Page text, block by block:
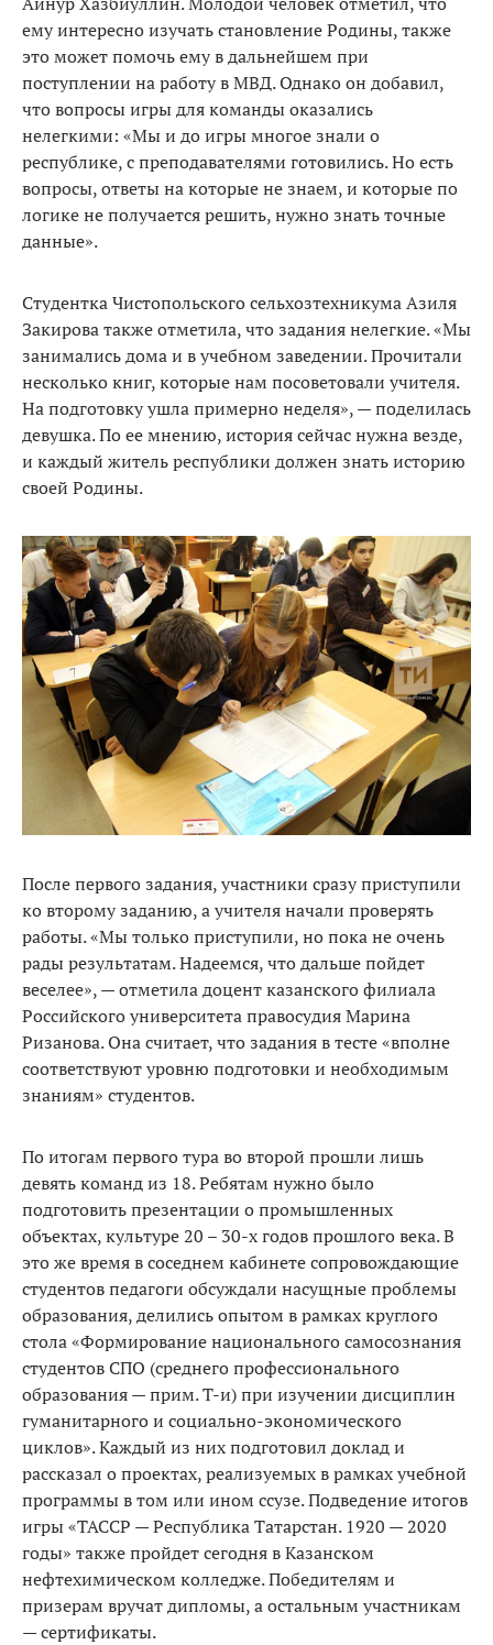
ему интересно изучать становление Родины, также
это может помочь ему в дальнейшем при
поступлении на работу в МВД. Однако он добавил,
что вопросы игры для команды оказались
нелегкими: «Мы и до игры многое знали о
республике, с преподавателями готовились. Но есть
вопросы, ответы на которые не знаем, и которые по
логике не получается решить, нужно знать точные
данные».
Студентка Чистопольского сельхозтехникума Азиля
Закирова также отметила, что задания нелегкие. «Мы
занимались дома и в учебном заведении. Прочитали
несколько книг, которые нам посоветовали учителя.
На подготовку ушла примерно неделя», — поделилась
девушка. По ее мнению, история сейчас нужна везде,
и каждый житель республики должен знать историю
своей Родины.
После первого задания, участники сразу приступили
ко второму заданию, а учителя начали проверять
работы. «Мы только приступили, но пока не очень
рады результатам. Надеемся, что дальше пойдет
веселее», — отметила доцент казанского филиала
Российского университета правосудия Марина
Ризанова. Она считает, что задания в тесте «вполне
соответствуют уровню подготовки и необходимым
знаниям» студентов.
По итогам первого тура во второй прошли лишь
девять команд из 18. Ребятам нужно было
подготовить презентации о промышленных
объектах, культуре 20 – 30-х годов прошлого века. В
это же время в соседнем кабинете сопровождающие
студентов педагоги обсуждали насущные проблемы
образования, делились опытом в рамках круглого
стола «Формирование национального самосознания
студентов СПО (среднего профессионального
образования — прим. Т-и) при изучении дисциплин
гуманитарного и социально-экономического
циклов». Каждый из них подготовил доклад и
рассказал о проектах, реализуемых в рамках учебной
программы в том или ином ссузе. Подведение итогов
игры «ТАССР — Республика Татарстан. 1920 — 2020
годы» также пройдет сегодня в Казанском
нефтехимическом колледже. Победителям и
призерам вручат дипломы, а остальным участникам
— сертификаты.